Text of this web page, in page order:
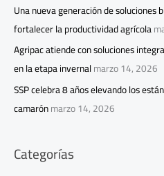
Una nueva generación de soluciones
fortalecer la productividad agrícola
Agripac atiende con soluciones
en la etapa invernalmarzo 14, 2026
SSP celebra 8 años elevando los
camarónmarzo 14, 2026
Categorías